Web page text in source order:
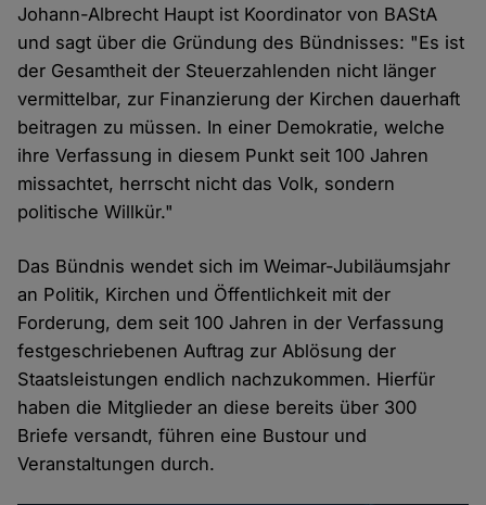
Johann-Albrecht Haupt ist Koordinator von BAStA
und sagt über die Gründung des Bündnisses: "Es ist
der Gesamtheit der Steuerzahlenden nicht länger
vermittelbar, zur Finanzierung der Kirchen dauerhaft
beitragen zu müssen. In einer Demokratie, welche
ihre Verfassung in diesem Punkt seit 100 Jahren
missachtet, herrscht nicht das Volk, sondern
politische Willkür."
Das Bündnis wendet sich im Weimar-Jubiläumsjahr
an Politik, Kirchen und Öffentlichkeit mit der
Forderung, dem seit 100 Jahren in der Verfassung
festgeschriebenen Auftrag zur Ablösung der
Staatsleistungen endlich nachzukommen. Hierfür
haben die Mitglieder an diese bereits über 300
Briefe versandt, führen eine Bustour und
Veranstaltungen durch.